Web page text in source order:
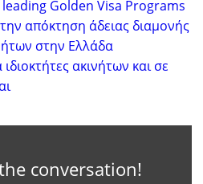
Golden Visa Programs
απόκτηση άδειας διαμονής
στην Ελλάδα
ακινήτων και σε
conversation!